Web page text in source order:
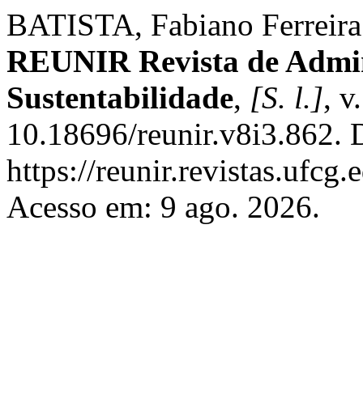
BATISTA, Fabiano
REUNIR Revista de
Sustentabilidade, [S. l.],
10.18696/reunir.v8i3.862.
https://
Acesso em: 9 ago. 2026.